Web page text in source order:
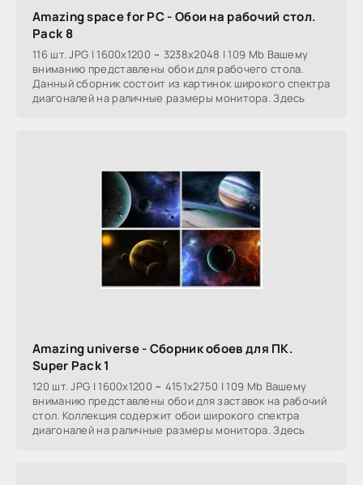
Amazing space for PC - Обои на рабочий стол.
Pack 8
116 шт. JPG | 1600x1200 ~ 3238x2048 | 109 Mb Вашему
вниманию представлены обои для рабочего стола.
Данный сборник состоит из картинок широкого спектра
диагоналей на раличные размеры монитора. Здесь
Amazing universe - Сборник обоев для ПК.
Super Pack 1
120 шт. JPG | 1600x1200 ~ 4151x2750 | 109 Mb Вашему
вниманию представлены обои для заставок на рабочий
стол. Коллекция содержит обои широкого спектра
диагоналей на раличные размеры монитора. Здесь